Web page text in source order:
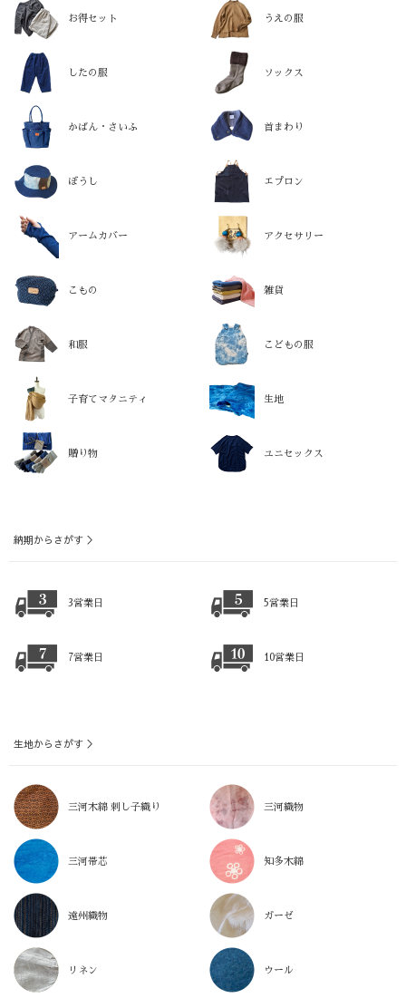
お得セット うえの服
したの服 ソックス
かばん・さいふ 首まわり
ぼうし エプロン
アームカバー アクセサリー
こもの 雑貨
和服 こどもの服
子育てマタニティ 生地
贈り物 ユニセックス
納期からさがす ＞
3営業日 5営業日
7営業日 10営業日
生地からさがす ＞
三河木綿 刺し子織り 三河織物
三河帯芯 知多木綿
遠州織物 ガーゼ
リネン ウール